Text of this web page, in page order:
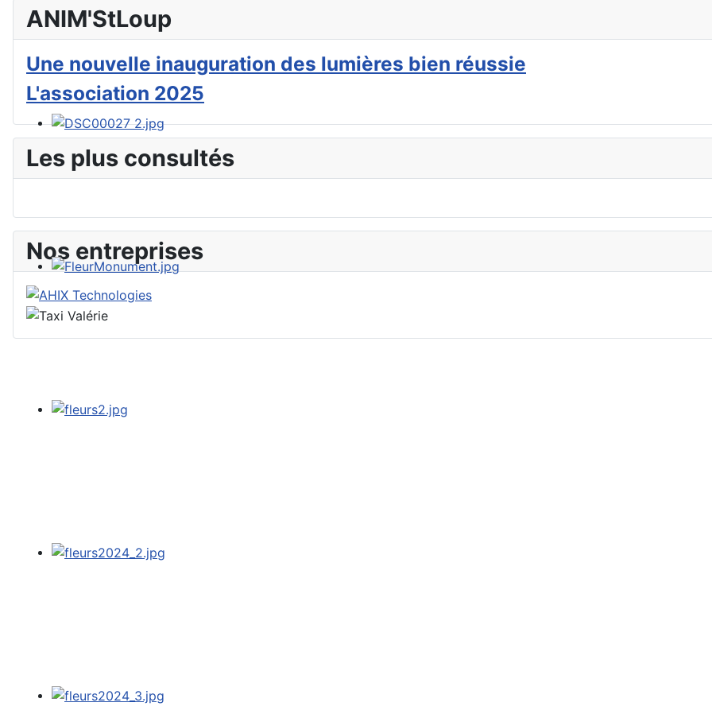
ANIM'StLoup
Une nouvelle inauguration des lumières bien réussie
L'association 2025
Les plus consultés
Nos entreprises